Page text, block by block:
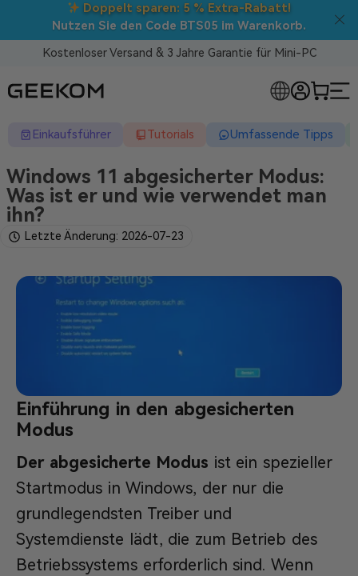
Extra-Rabatt!
im Warenkorb.
Back to School:
Kostenloser Versand & 3 Jahre Garantie für Mini-PC
Einkaufsführer Tutorials Umfassende Tipps
Windows 11 abgesicherter Modus:
Was ist er und wie verwendet man
ihn?
Letzte Änderung: 2026-07-23
Einführung in den abgesicherten
Modus
Der abgesicherte Modus ist ein spezieller
Startmodus in Windows, der nur die
grundlegendsten Treiber und
Systemdienste lädt, die zum Betrieb des
Betriebssystems erforderlich sind. Wenn
MINI-PCS